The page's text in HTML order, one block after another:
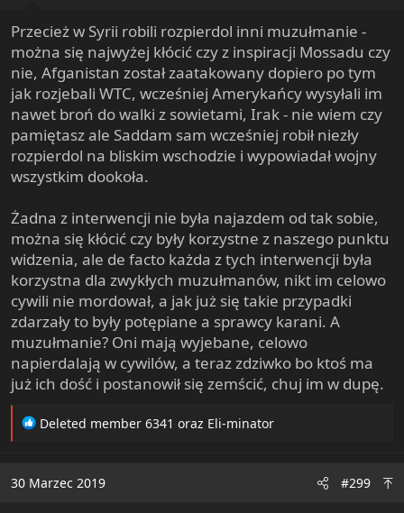
Przecież w Syrii robili rozpierdol inni muzułmanie -
można się najwyżej kłócić czy z inspiracji Mossadu czy
nie, Afganistan został zaatakowany dopiero po tym
jak rozjebali WTC, wcześniej Amerykańcy wysyłali im
nawet broń do walki z sowietami, Irak - nie wiem czy
pamiętasz ale Saddam sam wcześniej robił niezły
rozpierdol na bliskim wschodzie i wypowiadał wojny
wszystkim dookoła.
Żadna z interwencji nie była najazdem od tak sobie,
można się kłócić czy były korzystne z naszego punktu
widzenia, ale de facto każda z tych interwencji była
korzystna dla zwykłych muzułmanów, nikt im celowo
cywili nie mordował, a jak już się takie przypadki
zdarzały to były potępiane a sprawcy karani. A
muzułmanie? Oni mają wyjebane, celowo
napierdalają w cywilów, a teraz zdziwko bo ktoś ma
już ich dość i postanowił się zemścić, chuj im w dupę.
R
t
Deleted member 6341 oraz Eli-minator
30 Marzec 2019 #299